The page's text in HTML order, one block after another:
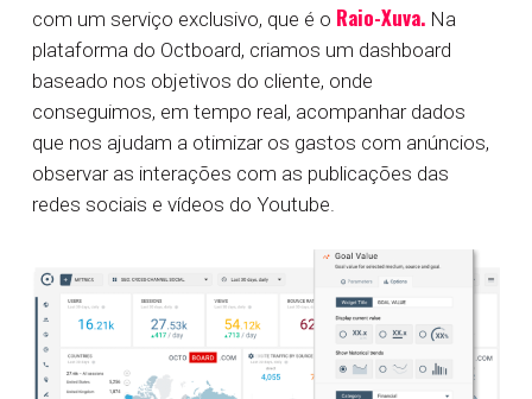
com um serviço exclusivo, que é o Raio-Xuva.Na
plataforma do Octboard, criamos um dashboard
baseado nos objetivos do cliente, onde
conseguimos, em tempo real, acompanhar dados
que nos ajudam a otimizar os gastos com anúncios,
observar as interações com as publicações das
redes sociais e vídeos do Youtube.